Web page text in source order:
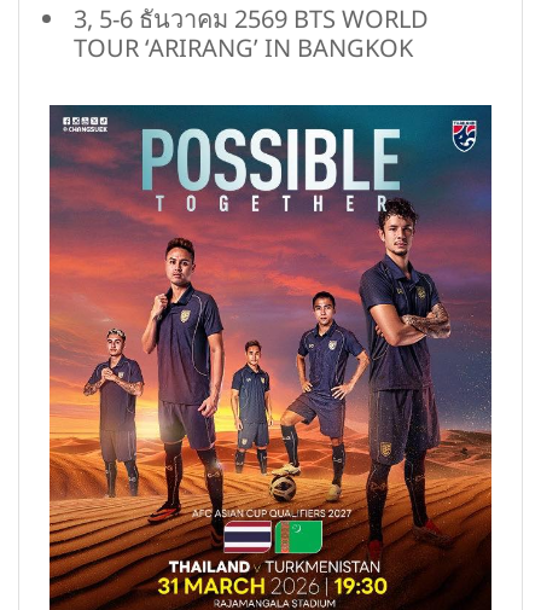
3, 5-6 ธันวาคม 2569 BTS WORLD
TOUR ‘ARIRANG’ IN BANGKOK